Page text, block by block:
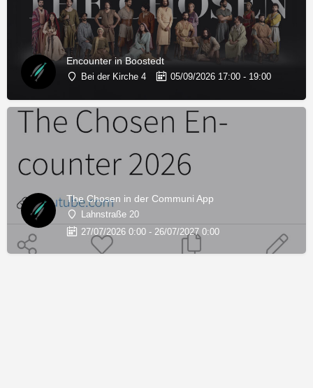
Encounter in Boostedt
Bei der Kirche 4 05/09/2026 17:00 - 19:00
The Chosen in der Communi App
Lahnstraße 20
27/07/2026 0:00 - 26/07/2027 0:00